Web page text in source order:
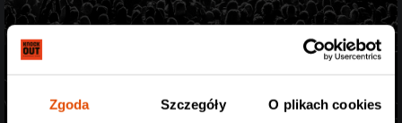
Zgoda Szczegóły O plikach cookies